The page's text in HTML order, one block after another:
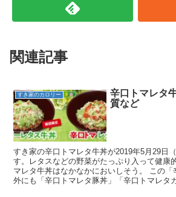
関連記事
すき家のカロリー
辛口トマレタ
質など
すき家の辛口トマレタ牛丼が2019年5月29日
す。レタスなどの野菜がたっぷり入って健康
マレタ牛丼はなかなかにおいしそう。 この
外にも「辛口トマレタ豚丼」「辛口トマレタ